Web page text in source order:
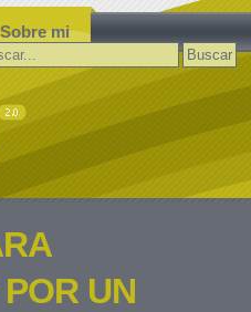
Sobre mi
UN